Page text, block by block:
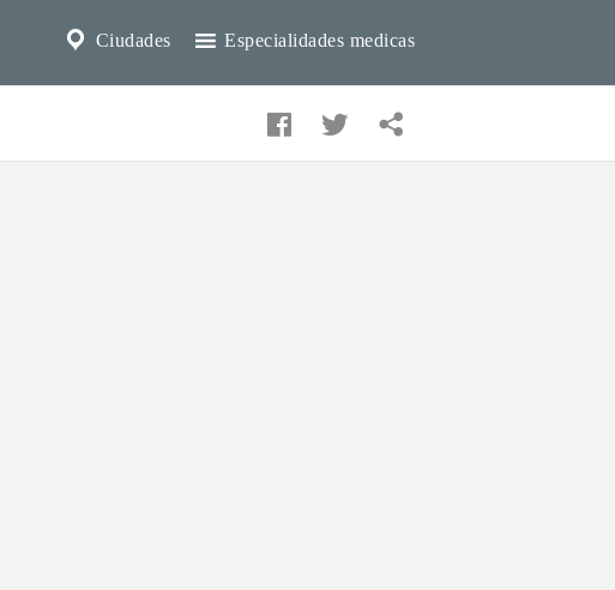
Especialidades medicas
Ciudades